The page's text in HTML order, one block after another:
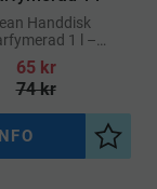
Handdisk
1 l –
diskmedel för
och effektiv
rengöring
65kr
74kr
Lägg